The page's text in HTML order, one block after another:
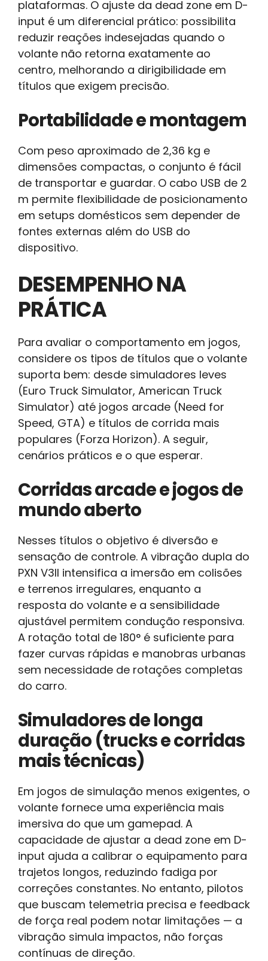
plataformas. O ajuste da dead zone em D-
input é um diferencial prático: possibilita
reduzir reações indesejadas quando o
volante não retorna exatamente ao
centro, melhorando a dirigibilidade em
títulos que exigem precisão.
Portabilidade e montagem
Com peso aproximado de 2,36 kg e
dimensões compactas, o conjunto é fácil
de transportar e guardar. O cabo USB de 2
m permite flexibilidade de posicionamento
em setups domésticos sem depender de
fontes externas além do USB do
dispositivo.
DESEMPENHO NA
PRÁTICA
Para avaliar o comportamento em jogos,
considere os tipos de títulos que o volante
suporta bem: desde simuladores leves
(Euro Truck Simulator, American Truck
Simulator) até jogos arcade (Need for
Speed, GTA) e títulos de corrida mais
populares (Forza Horizon). A seguir,
cenários práticos e o que esperar.
Corridas arcade e jogos de
mundo aberto
Nesses títulos o objetivo é diversão e
sensação de controle. A vibração dupla do
PXN V3II intensifica a imersão em colisões
e terrenos irregulares, enquanto a
resposta do volante e a sensibilidade
ajustável permitem condução responsiva.
A rotação total de 180° é suficiente para
fazer curvas rápidas e manobras urbanas
sem necessidade de rotações completas
do carro.
Simuladores de longa
duração (trucks e corridas
mais técnicas)
Em jogos de simulação menos exigentes, o
volante fornece uma experiência mais
imersiva do que um gamepad. A
capacidade de ajustar a dead zone em D-
input ajuda a calibrar o equipamento para
trajetos longos, reduzindo fadiga por
correções constantes. No entanto, pilotos
que buscam telemetria precisa e feedback
de força real podem notar limitações — a
vibração simula impactos, não forças
contínuas de direção.